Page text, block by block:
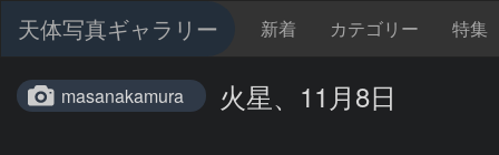
天体写真ギャラリー 新着 カテゴリー 特集
masanakamura 火星、11月8日